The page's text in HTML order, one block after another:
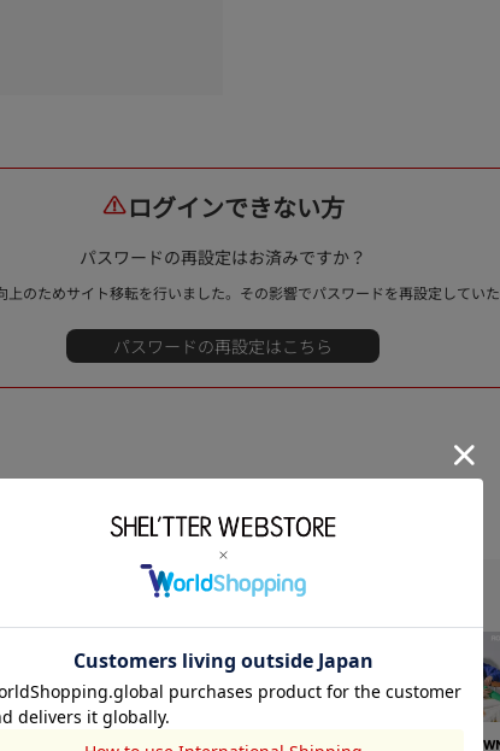
ログインできない方
パスワードの再設定はお済みですか？
のためサイト移転を行いました。その影響でパスワードを再設定していた